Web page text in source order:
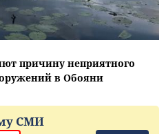
причину неприятного
в Обояни
СМИ